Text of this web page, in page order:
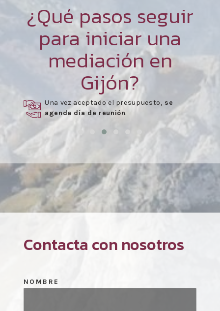
¿Qué pasos seguir
para iniciar una
mediación en
Gijón?
Una vez aceptado el presupuesto, se
agenda día de reunión.
Contacta con nosotros
NOMBRE